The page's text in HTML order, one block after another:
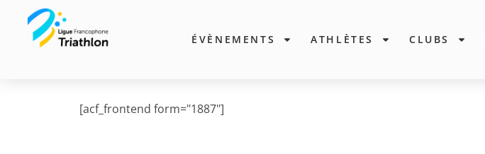
ÉVÈNEMENTS ATHLÈTES CLUBS
[acf_frontend form="1887"]